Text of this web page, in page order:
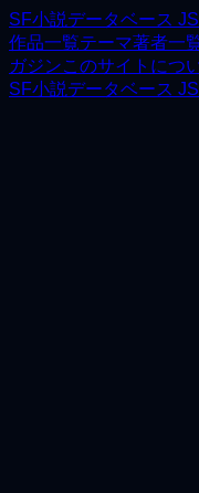
SF小説データベース
作品一覧テーマ著者一
ガジンこのサイトにつ
SF小説データベース